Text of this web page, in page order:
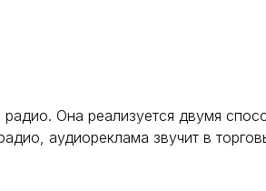
Она реализуется двумя
аудиореклама звучит в